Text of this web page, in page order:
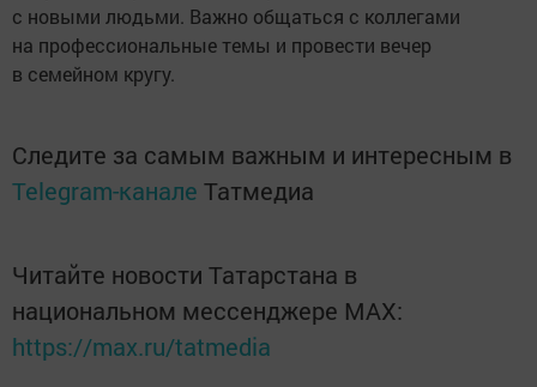
с новыми людьми. Важно общаться с коллегами
на профессиональные темы и провести вечер
в семейном кругу.
Следите за самым важным и интересным в
Telegram-канале Татмедиа
Читайте новости Татарстана в
национальном мессенджере MАХ:
https://max.ru/tatmedia